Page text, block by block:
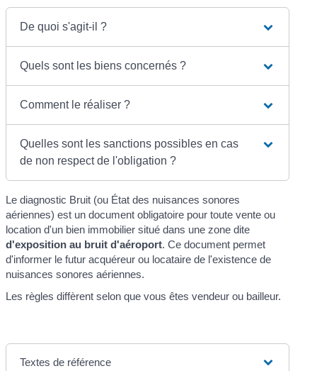
De quoi s'agit-il ?
Quels sont les biens concernés ?
Comment le réaliser ?
Quelles sont les sanctions possibles en cas
de non respect de l'obligation ?
Le diagnostic Bruit (ou État des nuisances sonores
aériennes) est un document obligatoire pour toute vente ou
location d'un bien immobilier situé dans une zone dite
d'exposition au bruit d'aéroport. Ce document permet
d'informer le futur acquéreur ou locataire de l'existence de
nuisances sonores aériennes.
Les règles diffèrent selon que vous êtes vendeur ou bailleur.
Textes de référence